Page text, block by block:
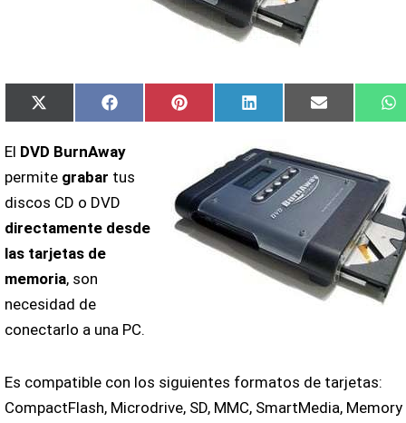
Compartir
en
X
(Twitter)
Compartir
en
Facebook Compartir
en
Pinterest Compartir
en
LinkedIn
Compartir
en
Email
El DVD BurnAway
permite grabar tus
discos CD o DVD
directamente desde
las tarjetas de
memoria, son
necesidad de
conectarlo a una PC.
Es compatible con los siguientes formatos de tarjetas:
CompactFlash, Microdrive, SD, MMC, SmartMedia, Memory